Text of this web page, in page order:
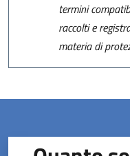
termini
raccolti e
materia di